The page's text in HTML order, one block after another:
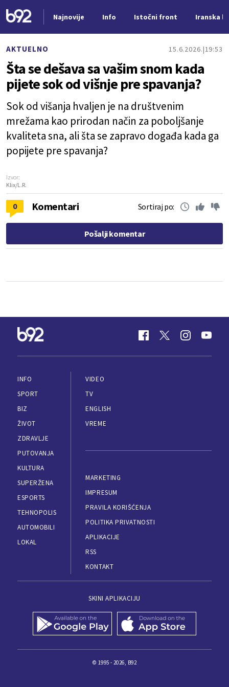
Najnovije Info Istočni front Iranska
AKTUELNO 15.6.2026. 19:53
Šta se dešava sa vašim snom kada
pijete sok od višnje pre spavanja?
Sok od višanja hvaljen je na društvenim
mrežama kao prirodan način za poboljšanje
kvaliteta sna, ali šta se zapravo događa kada ga
popijete pre spavanja?
Izvor:
Klix/L.R.
0 Komentari Sortiraj po:
Pošalji komentar
INFO
SPORT
BIZ
ŽIVOT
ZDRAVLJE
PUTOVANJA
KULTURA
SUPERŽENA
ESPORTS
TEHNOPOLIS
AUTOMOBILI
LOKAL
VIDEO
TV
ENGLISH
VREME
MARKETING
IMPRESUM
PRAVILA KORIŠĆENJA
POLITIKA PRIVATNOSTI
APLIKACIJE
RSS
KONTAKT
SKINI APLIKACIJU
© 1995 - 2026, B92